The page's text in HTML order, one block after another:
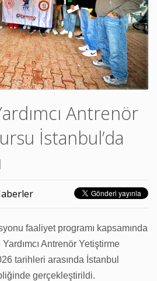
Antrenör
İstanbul’da
faaliyet programı kapsamında
Antrenör Yetiştirme
tarihleri arasında İstanbul
gerçekleştirildi.